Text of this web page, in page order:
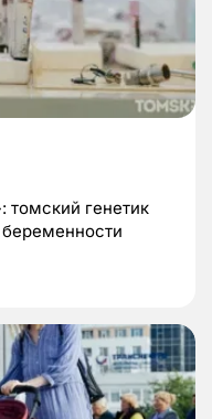
томский генетик